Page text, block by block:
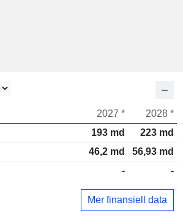
2027 *
2028 *
193 md
223 md
46,2 md
56,93 md
- -
Mer finansiell data